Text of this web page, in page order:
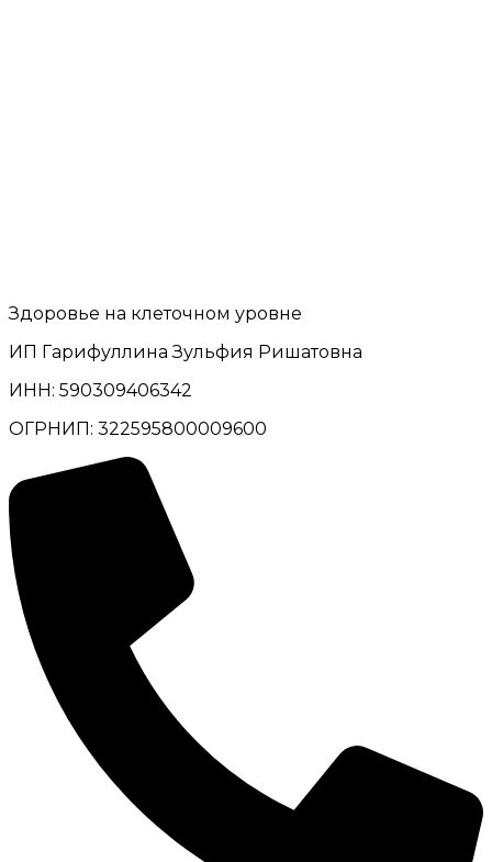
Здоровье на клеточном уровне
ИП Гарифуллина Зульфия Ришатовна
ИНН: 590309406342
ОГРНИП: 322595800009600